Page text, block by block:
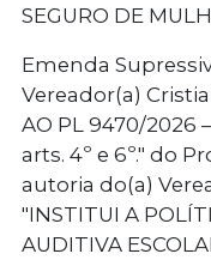
SEGURO DE
Emenda
Vereador(a)
AO PL 9470/2026
arts. 4º e 6º." do
autoria do(a)
"INSTITUI A
AUDITIVA